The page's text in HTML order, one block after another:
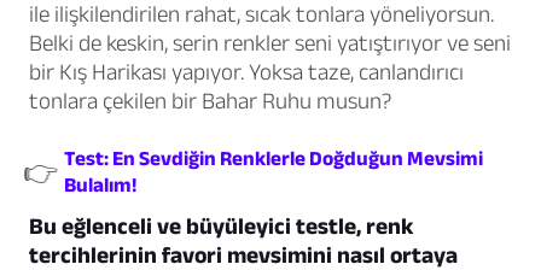
ile ilişkilendirilen rahat, sıcak tonlara yöneliyorsun.
Belki de keskin, serin renkler seni yatıştırıyor ve seni
bir Kış Harikası yapıyor. Yoksa taze, canlandırıcı
tonlara çekilen bir Bahar Ruhu musun?
👉 Test: En Sevdiğin Renklerle Doğduğun Mevsimi
Bulalım!
Bu eğlenceli ve büyüleyici testle, renk
tercihlerinin favori mevsimini nasıl ortaya